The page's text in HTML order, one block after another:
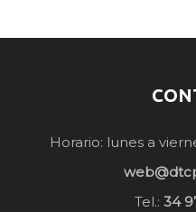
Horario: lunes a
Tel.: 34